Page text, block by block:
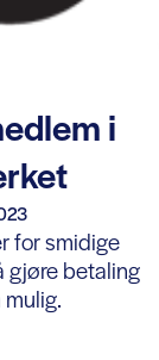
i
for smidige
gjøre betaling